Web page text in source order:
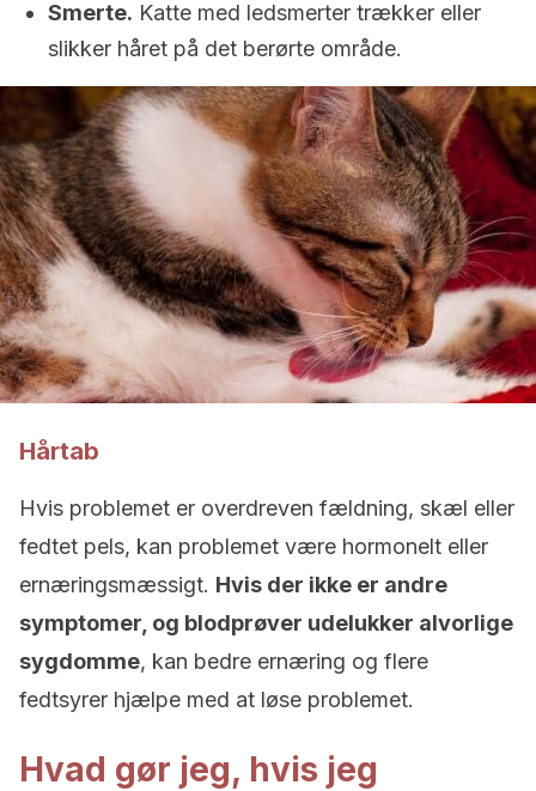
Smerte. Katte med ledsmerter trækker eller
slikker håret på det berørte område.
Hårtab
Hvis problemet er overdreven fældning, skæl eller
fedtet pels, kan problemet være hormonelt eller
ernæringsmæssigt. Hvis der ikke er andre
symptomer, og blodprøver udelukker alvorlige
sygdomme, kan bedre ernæring og flere
fedtsyrer hjælpe med at løse problemet.
Hvad gør jeg, hvis jeg